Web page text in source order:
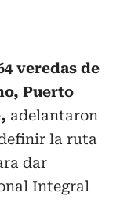
veredas de
Puerto
adelantaron
la ruta
dar
Integral